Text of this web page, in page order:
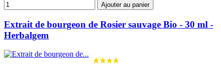
Ajouter au panier
Extrait de bourgeon de Rosier sauvage Bio - 30 ml -
Herbalgem